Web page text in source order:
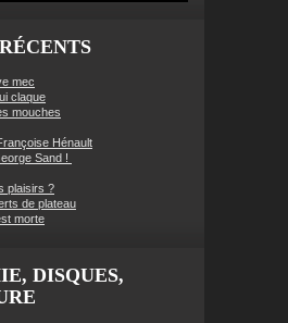
mec
claque
mouches
Hénault
Sand !
plaisirs ?
de plateau
morte
DISQUES,